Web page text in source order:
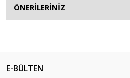
ÖNERİLERİNİZ
E-BÜLTEN